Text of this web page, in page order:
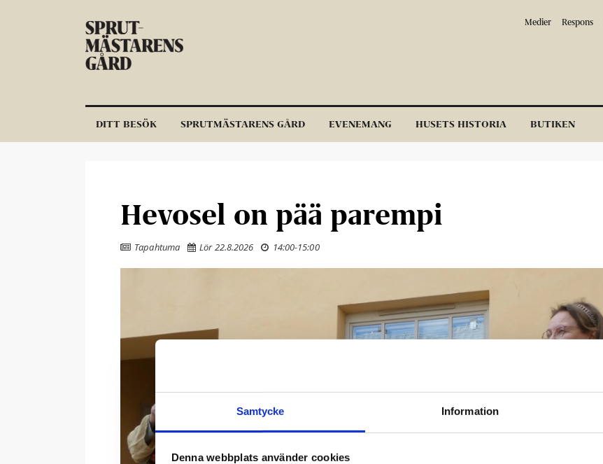
Samtycke Information
Denna webbplats använder cookies
Medier Respons
DITT BESÖK SPRUTMÄSTARENS GÅRD EVENEMANG HUSETS HISTORIA BUTIKEN
Hevosel on pää parempi
 Tapahtuma  Lör 22.8.2026  14:00-15:00